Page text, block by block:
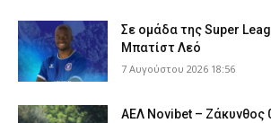
Σε ομάδα της Super
Μπατίστ Λεό
7 Αυγούστου 2026 18:56
ΑΕΛ Novibet – Ζάκυνθος